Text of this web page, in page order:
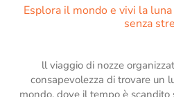
Esplora il mondo e vivi la
senza
ll viaggio di nozze
consapevolezza di trovare un